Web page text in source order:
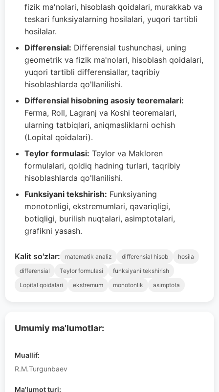
Umumiy ma'lumotlar:
Muallif:
R.M.Turgunbaev
Ma'lumot turi:
fizik ma'nolari, hisoblash qoidalari, murakkab va
teskari funksiyalarning hosilalari, yuqori tartibli
hosilalar.
Differensial: Differensial tushunchasi, uning
geometrik va fizik ma'nolari, hisoblash qoidalari,
yuqori tartibli differensiallar, taqribiy
hisoblashlarda qo'llanilishi.
Differensial hisobning asosiy teoremalari:
Ferma, Roll, Lagranj va Koshi teoremalari,
ularning tatbiqlari, aniqmasliklarni ochish
(Lopital qoidalari).
Teylor formulasi: Teylor va Makloren
formulalari, qoldiq hadning turlari, taqribiy
hisoblashlarda qo'llanilishi.
Funksiyani tekshirish: Funksiyaning
monotonligi, ekstremumlari, qavariqligi,
botiqligi, burilish nuqtalari, asimptotalari,
grafikni yasash.
Kalit so'zlar: matematik analiz differensial hisob
hosila
differensial
Teylor formulasi
funksiyani tekshirish
Lopital qoidalari
ekstremum monotonlik asimptota